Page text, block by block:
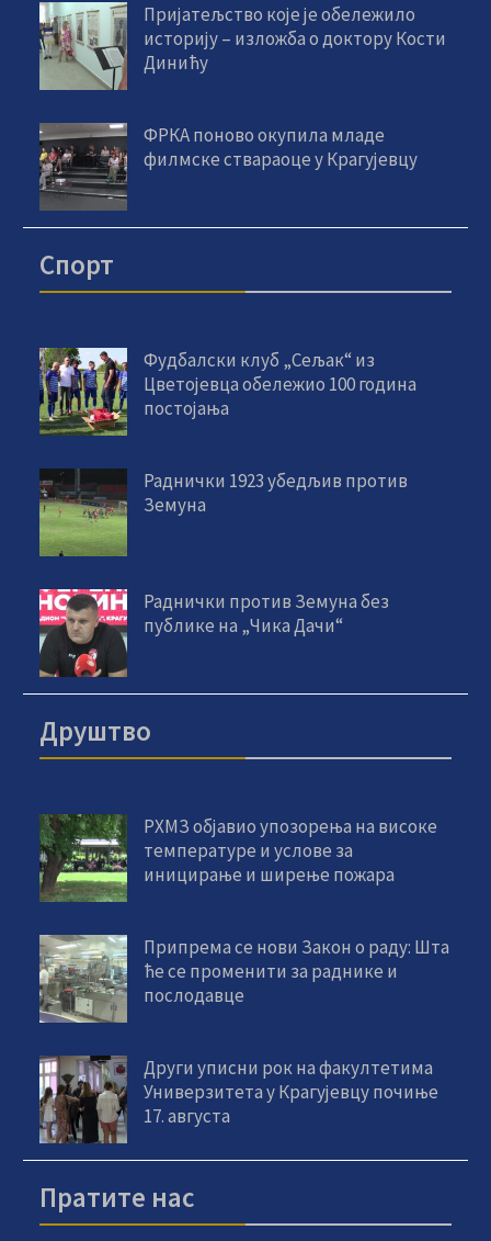
Пријатељство које је обележило
историју – изложба о доктору Кости
Динићу
ФРКА поново окупила младе
филмске ствараоце у Крагујевцу
Спорт
Фудбалски клуб „Сељак“ из
Цветојевца обележио 100 година
постојања
Раднички 1923 убедљив против
Земуна
Раднички против Земуна без
публике на „Чика Дачи“
Друштво
РХМЗ објавио упозорења на високе
температуре и услове за
иницирање и ширење пожара
Припрема се нови Закон о раду: Шта
ће се променити за раднике и
послодавце
Други уписни рок на факултетима
Универзитета у Крагујевцу почиње
17. августа
Пратите нас